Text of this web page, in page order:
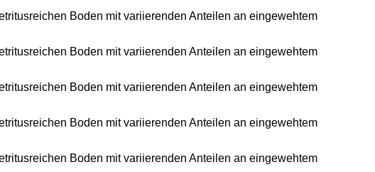
Boden mit variierenden Anteilen an eingewehtem
Boden mit variierenden Anteilen an eingewehtem
Boden mit variierenden Anteilen an eingewehtem
Boden mit variierenden Anteilen an eingewehtem
Boden mit variierenden Anteilen an eingewehtem